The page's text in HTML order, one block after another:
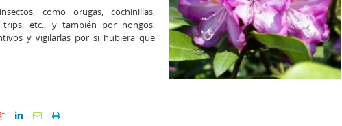
como orugas, cochinillas,
trips, etc., y también por hongos.
y vigilarlas por si hubiera que